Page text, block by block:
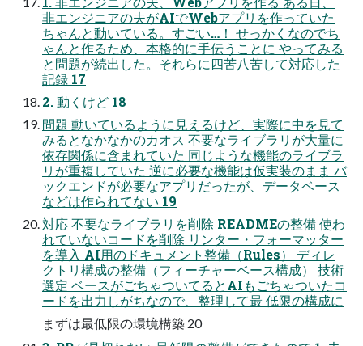
非エンジニアの夫がAIでWebアプリを作っていた
ちゃんと動いている。すごい…！ せっかくなのでち
ゃんと作るため、本格的に手伝うことに やってみる
と問題が続出した。それらに四苦八苦して対応した
記録 17
2. 動くけど 18
問題 動いているように見えるけど、実際に中を見て
みるとなかなかのカオス 不要なライブラリが大量に
依存関係に含まれていた 同じような機能のライブラ
リが重複していた 逆に必要な機能は仮実装のまま バ
ックエンドが必要なアプリだったが、データベース
などは作られてない 19
対応 不要なライブラリを削除 READMEの整備 使わ
れていないコードを削除 リンター・フォーマッター
を導入 AI用のドキュメント整備（Rules） ディレ
クトリ構成の整備（フィーチャーベース構成） 技術
選定 ベースがごちゃついてるとAIもごちゃついたコ
ードを出力しがちなので、整理して最 低限の構成に
まずは最低限の環境構築 20